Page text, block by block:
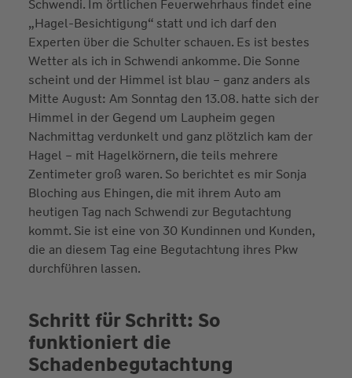
Schwendi. Im örtlichen Feuerwehrhaus findet eine
„Hagel-Besichtigung“ statt und ich darf den
Experten über die Schulter schauen. Es ist bestes
Wetter als ich in Schwendi ankomme. Die Sonne
scheint und der Himmel ist blau – ganz anders als
Mitte August: Am Sonntag den 13.08. hatte sich der
Himmel in der Gegend um Laupheim gegen
Nachmittag verdunkelt und ganz plötzlich kam der
Hagel – mit Hagelkörnern, die teils mehrere
Zentimeter groß waren. So berichtet es mir Sonja
Bloching aus Ehingen, die mit ihrem Auto am
heutigen Tag nach Schwendi zur Begutachtung
kommt. Sie ist eine von 30 Kundinnen und Kunden,
die an diesem Tag eine Begutachtung ihres Pkw
durchführen lassen.
Schritt für Schritt: So
funktioniert die
Schadenbegutachtung